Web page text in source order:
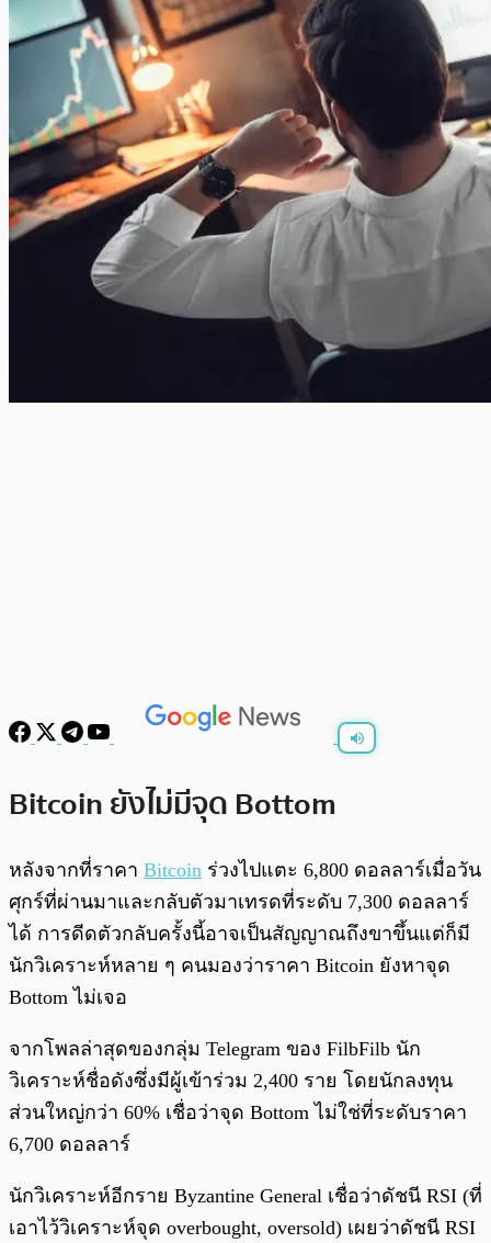
Bitcoin ยังไม่มีจุด Bottom
หลังจากที่ราคา Bitcoin ร่วงไปแตะ 6,800 ดอลลาร์เมื่อวัน
ศุกร์ที่ผ่านมาและกลับตัวมาเทรดที่ระดับ 7,300 ดอลลาร์
ได้ การดีดตัวกลับครั้งนี้อาจเป็นสัญญาณถึงขาขึ้นแต่ก็มี
นักวิเคราะห์หลาย ๆ คนมองว่าราคา Bitcoin ยังหาจุด
Bottom ไม่เจอ
จากโพลล่าสุดของกลุ่ม Telegram ของ FilbFilb นัก
วิเคราะห์ชื่อดังซึ่งมีผู้เข้าร่วม 2,400 ราย โดยนักลงทุน
ส่วนใหญ่กว่า 60% เชื่อว่าจุด Bottom ไม่ใช่ที่ระดับราคา
6,700 ดอลลาร์
นักวิเคราะห์อีกราย Byzantine General เชื่อว่าดัชนี RSI (ที่
เอาไว้วิเคราะห์จุด overbought, oversold) เผยว่าดัชนี RSI